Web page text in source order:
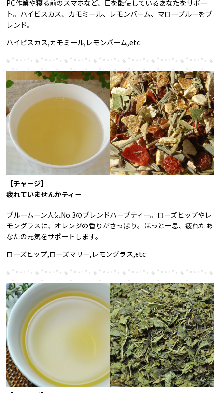
PC作業や寝る前のスマホなど、目を酷使しているあなたをサポー
ト。ハイビスカス、カモミール、レモンバーム、マローブルーをブ
レンド。
ハイビスカス,カモミール,レモンパーム,etc
【チャージ】
疲れていませんかティー
ブルームーン人気No.3のブレンドハーブティー。ローズヒップやレ
モングラスに、オレンジの香りがさっぱり。ほっと一息、疲れたあ
なたの元気をサポートします。
ローズヒップ,ローズマリー,レモングラス,etc